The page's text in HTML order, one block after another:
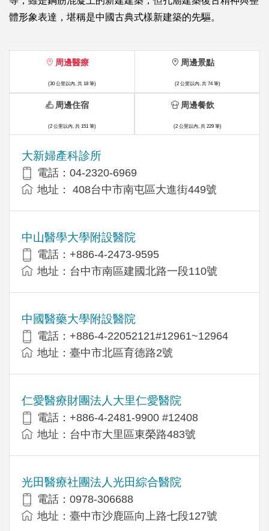
體形象表達，堪稱是中國古典式樣新建築的先驅。
周邊醫療
(30 公里以內, 共 18 筆)
大新婦產科診所
電話：04-2320-6969
地址： 408台中市南屯區大進街449號
中山醫學大學附設醫院
電話：+886-4-2473-9595
地址：台中市南區建國北路一段110號
中國醫藥大學附設醫院
電話：+886-4-22052121#12961~12964
地址：臺中市北區育德路2號
仁愛醫療財團法人大里仁愛醫院
電話：+886-4-2481-9900 #12408
地址：台中市大里區東榮路483號
光田醫療社團法人光田綜合醫院
電話：0978-306688
地址：臺中市沙鹿區向上路七段127號
周邊景點
(2 公里以內, 共 74 筆)
周邊住宿
(2 公里以內, 共 151 筆)
周邊餐飲
(2 公里以內, 共 229 筆)